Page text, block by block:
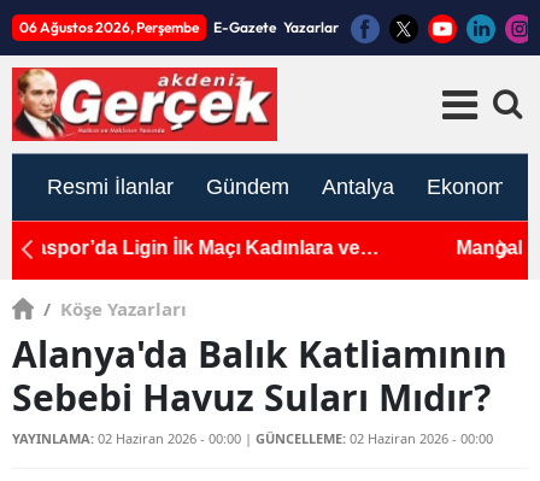
06 Ağustos 2026, Perşembe E-Gazete Yazarlar
Resmi İlanlar Gündem Antalya Ekonomi
Mangal Keyfi Kabusa Döndü! 2 Yaşındaki Çocuk
/ Köşe Yazarları
Alanya'da Balık Katliamının
Sebebi Havuz Suları Mıdır?
YAYINLAMA: 02 Haziran 2026 - 00:00 | GÜNCELLEME: 02 Haziran 2026 - 00:00